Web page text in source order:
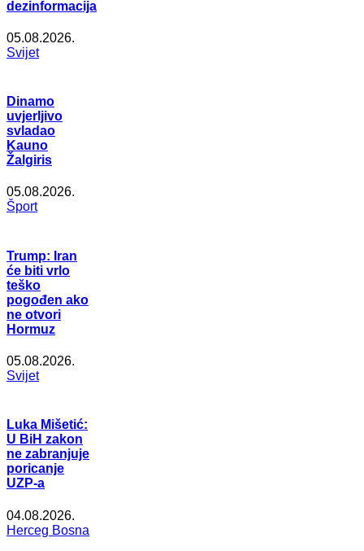
dezinformacija
05.08.2026.
Svijet
Dinamo
uvjerljivo
svladao
Kauno
Žalgiris
05.08.2026.
Šport
Trump: Iran
će biti vrlo
teško
pogođen ako
ne otvori
Hormuz
05.08.2026.
Svijet
Luka Mišetić:
U BiH zakon
ne zabranjuje
poricanje
UZP-a
04.08.2026.
Herceg Bosna